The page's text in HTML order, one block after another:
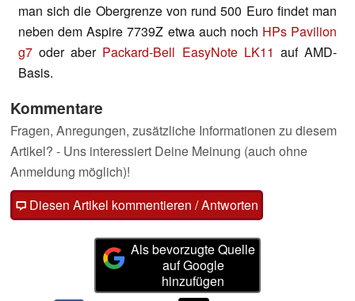
man sich die Obergrenze von rund 500 Euro findet man
neben dem Aspire 7739Z etwa auch noch HPs Pavilion
g7 oder aber Packard-Bell EasyNote LK11 auf AMD-
Basis.
Kommentare
Fragen, Anregungen, zusätzliche Informationen zu diesem
Artikel? - Uns interessiert Deine Meinung (auch ohne
Anmeldung möglich)!
Diesen Artikel kommentieren / Antworten
Als bevorzugte Quelle
auf Google
hinzufügen